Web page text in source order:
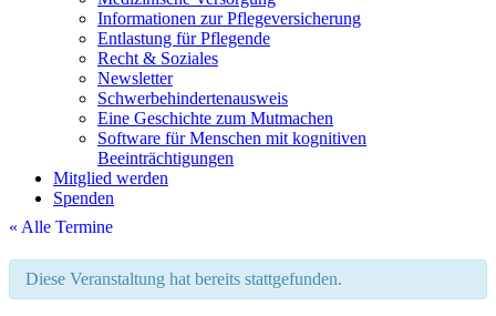
Informationen zur Pflege­versicherung
Entlastung für Pflegende
Recht & Soziales
Newsletter
Schwerbehindertenausweis
Eine Geschichte zum Mutmachen
Software für Menschen mit kognitiven
Beeinträchtigungen
Mitglied werden
Spenden
« Alle Termine
Diese Veran­staltung hat bereits stattgefunden.